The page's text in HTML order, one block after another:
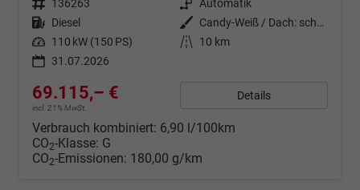
Fahrzeugnr. 136263 Getriebe Automatik
Kraftstoff Diesel Außenfarbe
Candy-Weiß / Dach: schwarz
Leistung 110 kW (150 PS) Kilometerstand
10 km
31.07.2026
69.115,– €
incl. 21% MwSt.
Details
Verbrauch kombiniert: 6,90 l/100km
CO2-Klasse: G
CO2-Emissionen: 180,00 g/km